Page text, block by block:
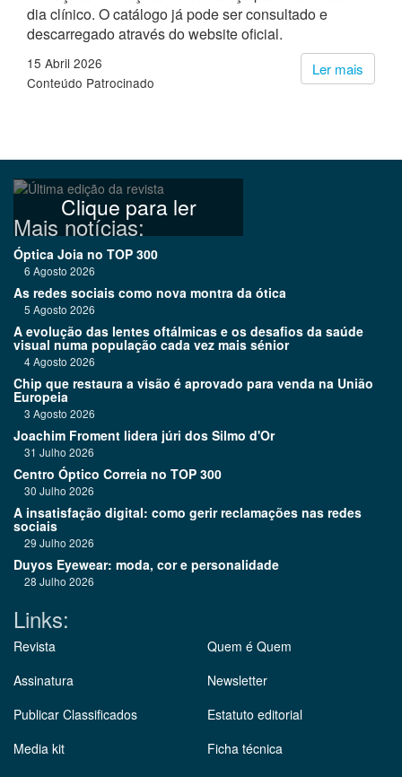
dia clínico. O catálogo já pode ser consultado e
descarregado através do website oficial.
Ler mais
15 Abril 2026
Conteúdo Patrocinado
Clique para ler
Mais notícias:
Óptica Joia no TOP 300
6 Agosto 2026
As redes sociais como nova montra da ótica
5 Agosto 2026
A evolução das lentes oftálmicas e os desafios da saúde
visual numa população cada vez mais sénior
4 Agosto 2026
Chip que restaura a visão é aprovado para venda na União
Europeia
3 Agosto 2026
Joachim Froment lidera júri dos Silmo d'Or
31 Julho 2026
Centro Óptico Correia no TOP 300
30 Julho 2026
A insatisfação digital: como gerir reclamações nas redes
sociais
29 Julho 2026
Duyos Eyewear: moda, cor e personalidade
28 Julho 2026
Links:
Revista
Assinatura
Publicar Classificados
Media kit
Quem é Quem
Newsletter
Estatuto editorial
Ficha técnica